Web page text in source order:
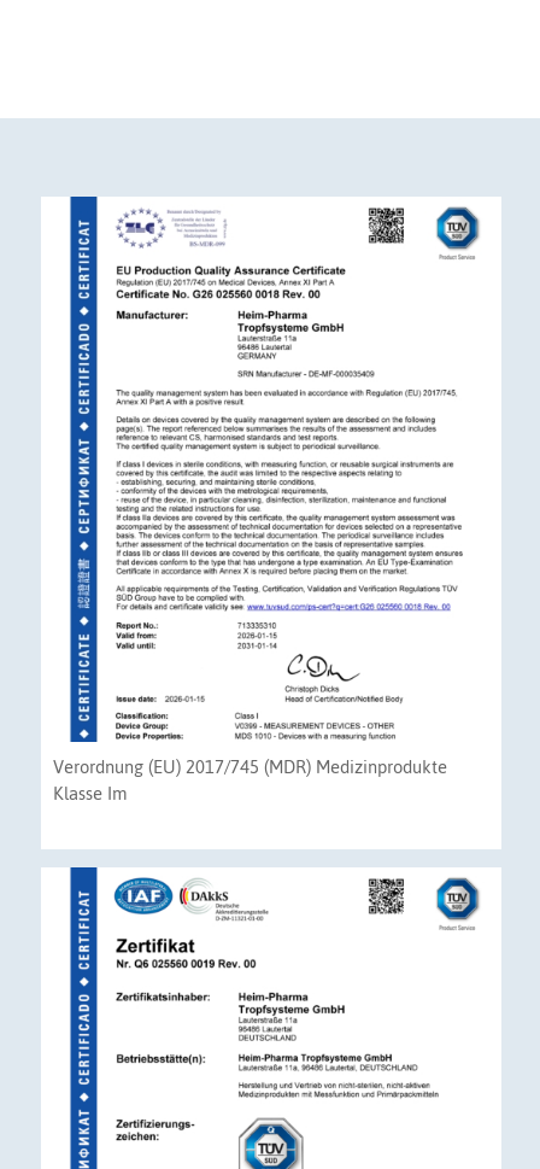
Verordnung (EU) 2017/745 (MDR) Medizinprodukte
Klasse Im